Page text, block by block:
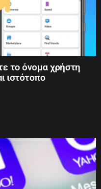
το όνομα χρήστη
ιστότοπο